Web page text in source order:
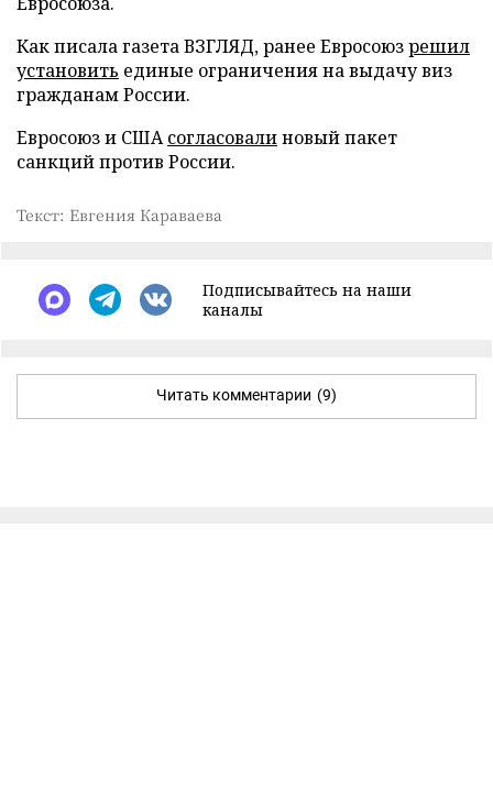
Как писала газета ВЗГЛЯД, ранее Евросоюзрешил
установить единые ограничения на выдачу виз
гражданам России.
Евросоюз и СШАсогласовалиновый пакет
санкций против России.
Текст: Евгения Караваева
Подписывайтесь на наши
каналы
Читать комментарии (9)